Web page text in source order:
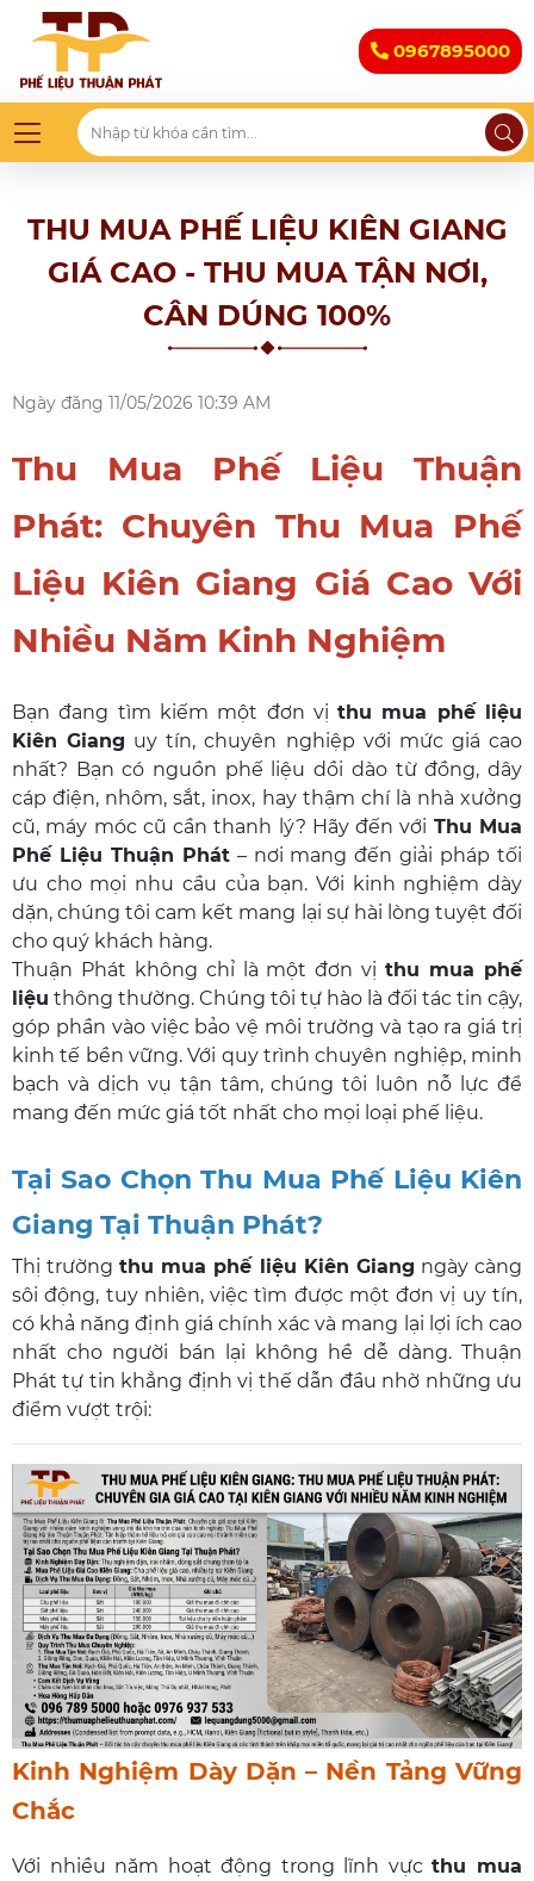
0967895000
THU MUA PHẾ LIỆU KIÊN GIANG
GIÁ CAO - THU MUA TẬN NƠI,
CÂN DÚNG 100%
Ngày đăng 11/05/2026 10:39 AM
Thu Mua Phế Liệu Thuận
Phát: Chuyên Thu Mua Phế
Liệu Kiên Giang Giá Cao Với
Nhiều Năm Kinh Nghiệm
Bạn đang tìm kiếm một đơn vịthu mua phế liệu
Kiên Giang uy tín, chuyên nghiệp với mức giá cao
nhất? Bạn có nguồn phế liệu dồi dào từ đồng, dây
cáp điện, nhôm, sắt, inox, hay thậm chí là nhà xưởng
cũ, máy móc cũ cần thanh lý? Hãy đến với Thu Mua
Phế Liệu Thuận Phát– nơi mang đến giải pháp tối
ưu cho mọi nhu cầu của bạn. Với kinh nghiệm dày
dặn, chúng tôi cam kết mang lại sự hài lòng tuyệt đối
cho quý khách hàng.
Thuận Phát không chỉ là một đơn vịthu mua phế
liệu thông thường. Chúng tôi tự hào là đối tác tin cậy,
góp phần vào việc bảo vệ môi trường và tạo ra giá trị
kinh tế bền vững. Với quy trình chuyên nghiệp, minh
bạch và dịch vụ tận tâm, chúng tôi luôn nỗ lực để
mang đến mức giá tốt nhất cho mọi loại phế liệu.
Tại Sao Chọn Thu Mua Phế Liệu Kiên
Giang Tại Thuận Phát?
Thị trườngthu mua phế liệu Kiên Giang ngày càng
sôi động, tuy nhiên, việc tìm được một đơn vị uy tín,
có khả năng định giá chính xác và mang lại lợi ích cao
nhất cho người bán lại không hề dễ dàng. Thuận
Phát tự tin khẳng định vị thế dẫn đầu nhờ những ưu
điểm vượt trội:
Kinh Nghiệm Dày Dặn – Nền Tảng Vững
Chắc
Với nhiều năm hoạt động trong lĩnh vựcthu mua